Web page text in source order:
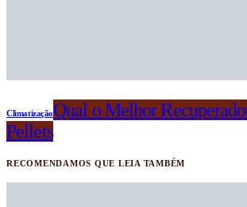
ClimatizaçãoQual o Melhor
Pellets
RECOMENDAMOS QUE LEIA TAMBÉM